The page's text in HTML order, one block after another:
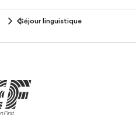
Séjour linguistique